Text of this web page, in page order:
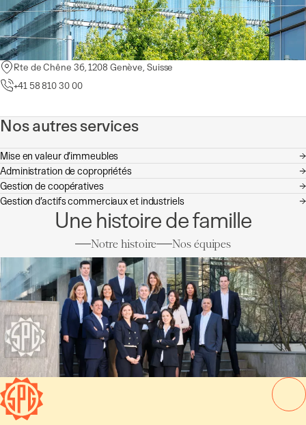
Rte de Chêne 36, 1208 Genève, Suisse
+41 58 810 30 00
Rue de la Morâche 9, 1260 Nyon, Suisse
+41 58 810 36 00
Pl. de la Navigation 14, 1007 Lausanne, Suisse
+41 58 810 35 00
Nos autres services
Mise en valeur d’immeubles
Administration de copropriétés
Gestion de coopératives
Gestion d’actifs commerciaux et industriels
Une histoire de famille
Notre histoire Nos équipes